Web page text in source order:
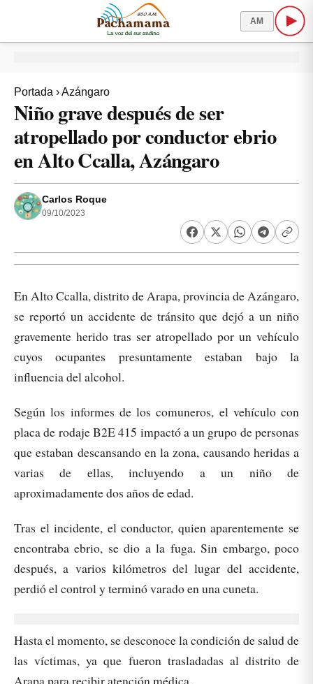
AM
Portada ›Azángaro
Niño grave después de ser
atropellado por conductor ebrio
en Alto Ccalla, Azángaro
Carlos Roque
09/10/2023
En Alto Ccalla, distrito de Arapa, provincia de Azángaro,
se reportó un accidente de tránsito que dejó a un niño
gravemente herido tras ser atropellado por un vehículo
cuyos ocupantes presuntamente estaban bajo la
influencia del alcohol.
Según los informes de los comuneros, el vehículo con
placa de rodaje B2E 415 impactó a un grupo de personas
que estaban descansando en la zona, causando heridas a
varias de ellas, incluyendo a un niño de
aproximadamente dos años de edad.
Tras el incidente, el conductor, quien aparentemente se
encontraba ebrio, se dio a la fuga. Sin embargo, poco
después, a varios kilómetros del lugar del accidente,
perdió el control y terminó varado en una cuneta.
Hasta el momento, se desconoce la condición de salud de
las víctimas, ya que fueron trasladadas al distrito de